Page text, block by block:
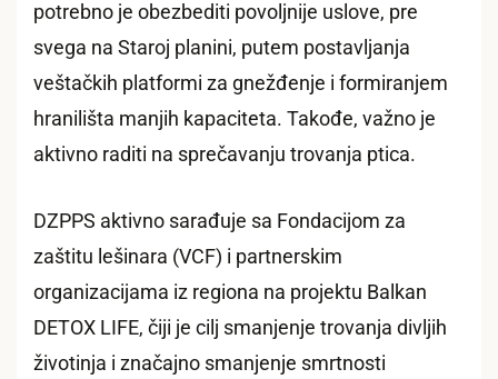
potrebno je obezbediti povoljnije uslove, pre
svega na Staroj planini, putem postavljanja
veštačkih platformi za gnežđenje i formiranjem
hranilišta manjih kapaciteta. Takođe, važno je
aktivno raditi na sprečavanju trovanja ptica.
DZPPS aktivno sarađuje sa Fondacijom za
zaštitu lešinara (VCF) i partnerskim
organizacijama iz regiona na projektu Balkan
DETOX LIFE, čiji je cilj smanjenje trovanja divljih
životinja i značajno smanjenje smrtnosti